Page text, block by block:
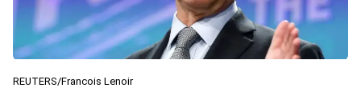
REUTERS/Francois Lenoir